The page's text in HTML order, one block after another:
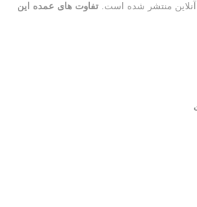
تفاوت های عمده این